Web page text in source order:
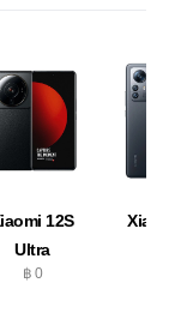
12S
Ultra
฿ 0
Xiaomi